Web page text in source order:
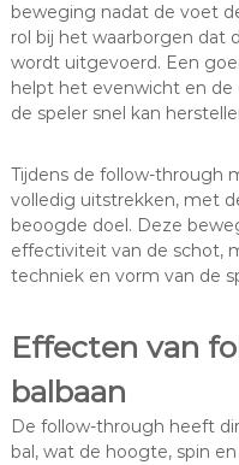
beweging nadat de voet
rol bij het waarborgen dat
wordt uitgevoerd. Een
helpt het evenwicht en
de speler snel kan
Tijdens de follow-through
volledig uitstrekken, met
beoogde doel. Deze
effectiviteit van de schot,
techniek en vorm van de
Effecten van
balbaan
De follow-through heeft
bal, wat de hoogte, spin